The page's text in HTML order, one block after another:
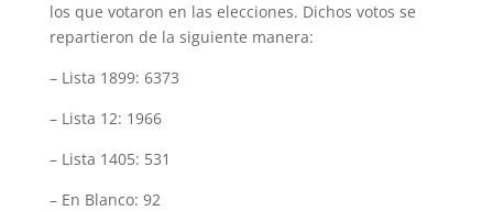
los que votaron en las elecciones. Dichos votos se
repartieron de la siguiente manera:
– Lista 1899: 6373
– Lista 12: 1966
– Lista 1405: 531
– En Blanco: 92